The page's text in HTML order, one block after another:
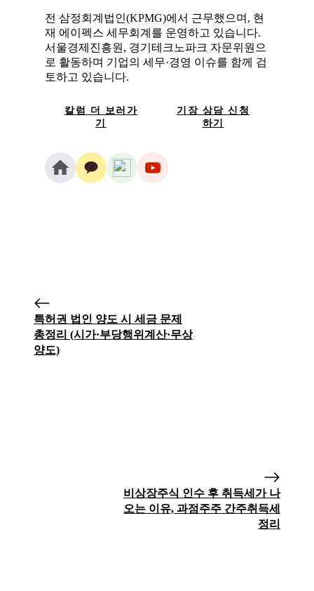
전 삼정회계법인(KPMG)에서 근무했으며, 현
재 에이펙스 세무회계를 운영하고 있습니다.
서울경제진흥원, 경기테크노파크 자문위원으
로 활동하며 기업의 세무·경영 이슈를 함께 검
토하고 있습니다.
칼럼 더 보러가
기
기장 상담 신청
하기
특허권 법인 양도 시 세금 문제
총정리 (시가·부당행위계산·무상
양도)
비상장주식 인수 후 취득세가 나
오는 이유, 과점주주 간주취득세
정리